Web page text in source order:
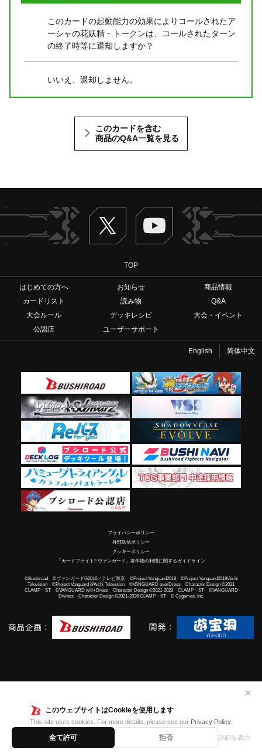
このウェブサイトはCookieを使用します
This site uses cookies. For more details, please see our Privacy Policy.
全て許可 拒否 詳細を表示
✕
このカードの起動能力の効果によりコールされたア
ーシャの花妖精・トークンは、コールされたターン
の終了時等に退却しますか？
いいえ、退却しません。
このカードを含む
商品のQ&A一覧を見る
Twitter ヴァンガードch
TOP
はじめての方へ お知らせ
商品情報
カードリスト
読み物
Q&A
大会ルール
デッキレシピ
大会・イベント
公認店
ユーザーサポート
English 简体中文
プライバシーポリシー
外部送信ポリシー
クッキーポリシー
「カードファイト!! ヴァンガード」著作物の利用に関するガイドライン
©Bushiroad ©ヴァンガードG2016／テレビ東京 ©Project Vanguard2018 ©Project Vanguard2019/Aichi
Television ©Project Vanguard if/Aichi Television ©VANGUARD overDress Character Design ©2021
CLAMP・ST ©VANGUARD will+Dress Character Design ©2021-2023 CLAMP・ST ©VANGUARD
Divinez Character Design ©2021-2026 CLAMP・ST © Cygames, Inc.